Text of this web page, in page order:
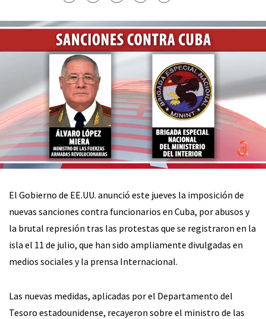
El Gobierno de EE.UU. anunció este jueves la imposición de
nuevas sanciones contra funcionarios en Cuba, por abusos y
la brutal represión tras las protestas que se registraron en la
isla el 11 de julio, que han sido ampliamente divulgadas en
medios sociales y la prensa Internacional.
Las nuevas medidas, aplicadas por el Departamento del
Tesoro estadounidense, recayeron sobre el ministro de las